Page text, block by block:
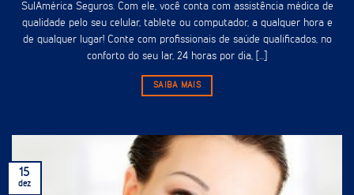
SulAmérica Seguros. Com ele, você conta com assistência médica de
qualidade pelo seu celular, tablete ou computador, a qualquer hora e
de qualquer lugar! Conte com profissionais de saúde qualificados, no
conforto do seu lar, 24 horas por dia, [...]
SAIBA MAIS
15
dez